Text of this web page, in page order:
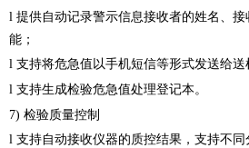
l 提供自动记录警示信息接收者的姓名、
能；
l 支持将危急值以手机短信等形式发送给送
l 支持生成检验危急值处理登记本。
7) 检验质量控制
l 支持自动接收仪器的质控结果，支持不同